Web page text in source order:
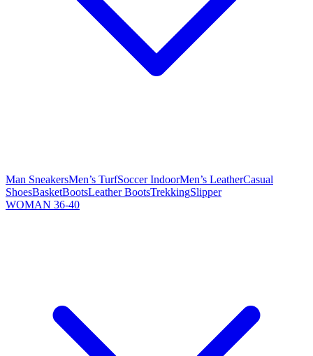
Man SneakersMen’s TurfSoccer IndoorMen’s LeatherCasual
ShoesBasketBootsLeather BootsTrekkingSlipper
WOMAN 36-40